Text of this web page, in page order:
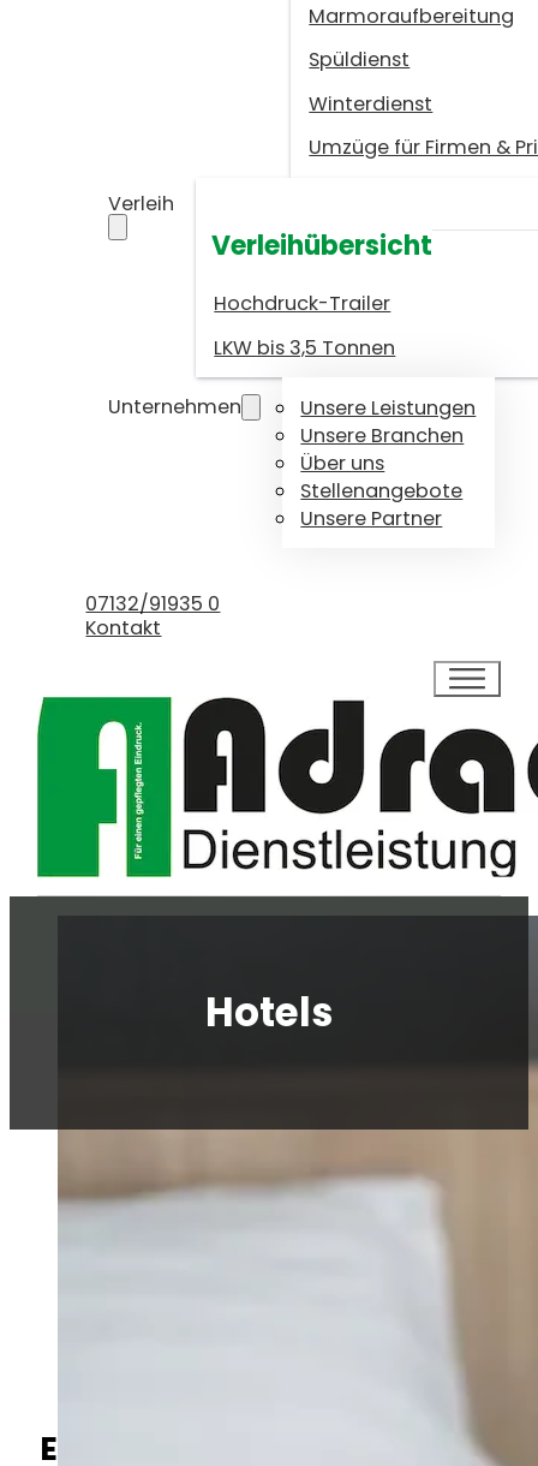
Marmoraufbereitung
Spüldienst
Winterdienst
Umzüge für Firmen &
Verleih
Verleihübersicht
Hochdruck-Trailer
LKW bis 3,5 Tonnen
Unternehmen
Unsere Leistungen
Unsere Branchen
Über uns
Stellenangebote
Unsere Partner
07132/91935 0
Kontakt
Hotels
Gastronomie & Hotellerie
Empfohlene Leistungen